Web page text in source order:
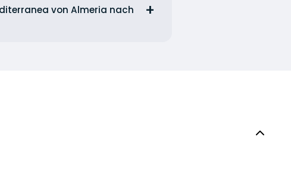
von Almeria nach